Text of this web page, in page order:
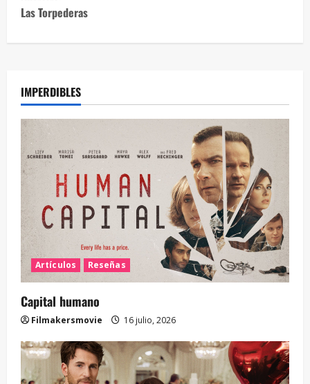
Las Torpederas
IMPERDIBLES
Artículos Reseñas
Capital humano
Filmakersmovie 16 julio, 2026